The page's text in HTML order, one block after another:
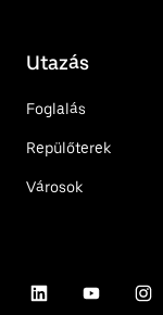
Utazás
Foglalás
Repülőterek
Városok